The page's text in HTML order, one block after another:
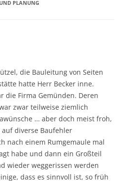
PLANUNG
die Bauleitung von Seiten
hatte Herr Becker inne.
die Firma Gemünden. Deren
zwar teilweise ziemlich
… aber doch meist froh,
diverse Baufehler
nach einem Rumgemaule mal
habe und dann ein Großteil
wieder weggerissen werden
dass es sinnvoll ist, so früh